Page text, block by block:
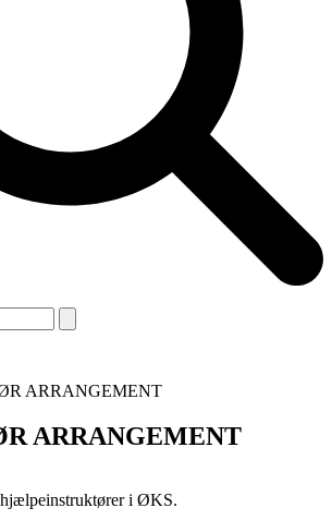
ARRANGEMENT
ARRANGEMENT
i ØKS.